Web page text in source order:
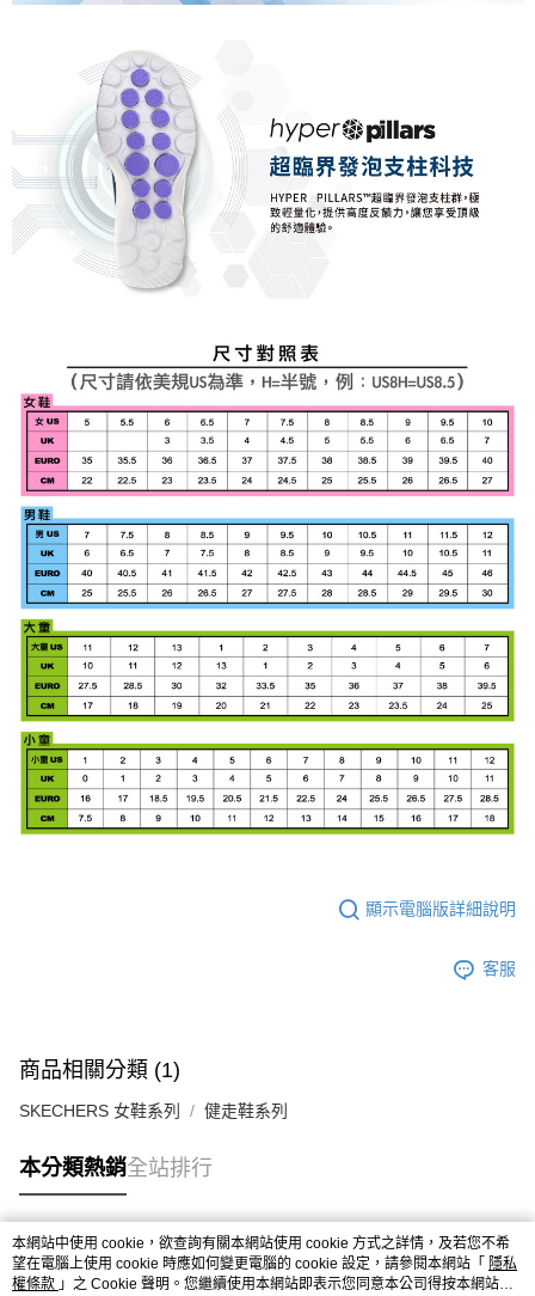
顯示電腦版詳細說明
客服
商品相關分類 (1)
SKECHERS 女鞋系列 健走鞋系列
本分類熱銷全站排行
熱門標籤
本網站中使用 cookie，欲查詢有關本網站使用 cookie 方式之詳情，及若您不希
望在電腦上使用 cookie 時應如何變更電腦的 cookie 設定，請參閱本網站「 隱私
權條款 」之 Cookie 聲明。您繼續使用本網站即表示您同意本公司得按本網站使